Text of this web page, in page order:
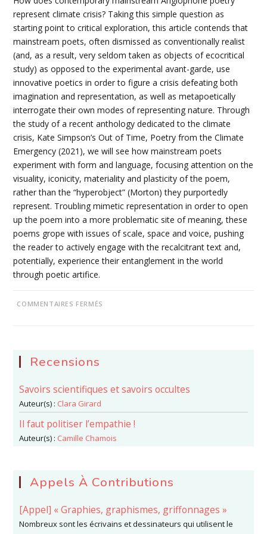
represent climate crisis? Taking this simple question as
starting point to critical exploration, this article contends that
mainstream poets, often dismissed as conventionally realist
(and, as a result, very seldom taken as objects of ecocritical
study) as opposed to the experimental avant-garde, use
innovative poetics in order to figure a crisis defeating both
imagination and representation, as well as metapoetically
interrogate their own modes of representing nature. Through
the study of a recent anthology dedicated to the climate
crisis, Kate Simpson’s Out of Time, Poetry from the Climate
Emergency (2021), we will see how mainstream poets
experiment with form and language, focusing attention on the
visuality, iconicity, materiality and plasticity of the poem,
rather than the “hyperobject” (Morton) they purportedly
represent. Troubling mimetic representation in order to open
up the poem into a more problematic site of meaning, these
poems grope with issues of scale, space and voice, pushing
the reader to actively engage with the recalcitrant text and,
potentially, experience their entanglement in the world
through poetic artifice.
COMMENTAIRES FERMÉS
Recensions
Savoirs scientifiques et savoirs occultes
Auteur(s) : Clara Girard
Il faut politiser l’empathie !
Auteur(s) : Camille Chamois
Appels À Contributions
[Appel] « Graphies, graphismes, griffonnages »
Nombreux sont les écrivains et dessinateurs qui utilisent le